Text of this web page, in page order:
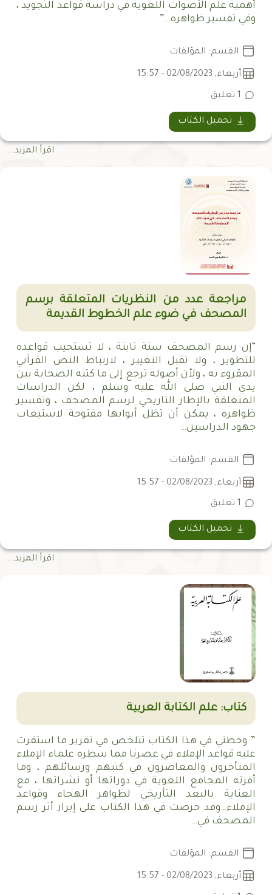
أهمية علم الأصوات اللغوية في دراسة قواعد التجويد ،
وفي تفسير ظواهره…”
القسم: المؤلفات
أربعاء, 02/08/2023 - 15:57
تحميل الكتاب
اقرأ المزيد...
مراجعة عدد من النظريات المتعلقة برسم
المصحف في ضوء علم الخطوط القديمة
“إن رسم المصحف سنة ثابتة ، لا تستجيب قواعده
للتطوير ، ولا تقبل التغيير ، لارتباط النص القرآني
المقروء به ، ولأن أصوله ترجع إلى ما كتبه الصحابة بين
يدي النبي صلى الله عليه وسلم ، لكن الدراسات
المتعلقة بالإطار التاريخي لرسم المصحف ، وتفسير
ظواهره ، يمكن أن تظل أبوابها مفتوحة لاستيعاب
جهود الدراسين…
القسم: المؤلفات
أربعاء, 02/08/2023 - 15:57
تحميل الكتاب
اقرأ المزيد...
كتاب: علم الكتابة العربية
” وخطتي في هذا الكتاب تتلخص في تقرير ما استقرت
عليه قواعد الإملاء في عصرنا مما سطره علماء الإملاء
المتأخرون والمعاصرون في كتبهم ورسائلهم ، وما
أقرته المجامع اللغوية في دوراتها أو نشراتها ، مع
العناية بالبعد التأريخي لظواهر الهجاء وقواعد
الإملاء…وقد حرصت في هذا الكتاب على إبراز أثر رسم
المصحف في…
القسم: المؤلفات
أربعاء, 02/08/2023 - 15:57